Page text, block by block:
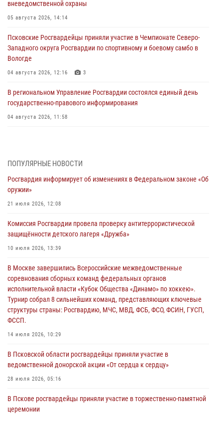
вневедомственной охраны
05 августа 2026, 14:14
Псковские Росгвардейцы приняли участие в Чемпионате Северо-
Западного округа Росгвардии по спортивному и боевому самбо в
Вологде
04 августа 2026, 12:16 3
В региональном Управление Росгвардии состоялся единый день
государственно-правового информирования
04 августа 2026, 11:58
03 августа 2026, 17:21
21 единицу оружия изъяли Псковские росгвардейцы за неделю
03 августа 2026, 14:10
безопасности во время празднования Дня ВДВ
02 августа 2026, 13:28
улицу Труда
31 июля 2026, 13:53
В Санкт-Петербурге прошел окружной этап ежегодного
Всероссийского конкурса профессионального мастерства среди
сотрудников вневедомственной охраны Росгвардии, Псковские
Росгвардейцы одержали победу
ПОПУЛЯРНЫЕ НОВОСТИ
Росгвардия информирует об изменениях в Федеральном законе «Об
оружии»
21 июля 2026, 12:08
Комиссия Росгвардии провела проверку антитеррористической
защищённости детского лагеря «Дружба»
10 июля 2026, 13:39
В Москве завершились Всероссийские межведомственные
соревнования сборных команд федеральных органов
исполнительной власти «Кубок Общества «Динамо» по хоккею».
Турнир собрал 8 сильнейших команд, представляющих ключевые
структуры страны: Росгвардию, МЧС, МВД, ФСБ, ФСО, ФСИН, ГУСП,
ФССП.
14 июля 2026, 10:29
В Псковской области росгвардейцы приняли участие в
ведомственной донорской акции «От сердца к сердцу»
28 июля 2026, 05:16
В Пскове росгвардейцы приняли участие в торжественно-памятной
церемонии